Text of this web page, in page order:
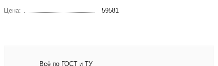
Цена: 59581
Всё по ГОСТ и ТУ